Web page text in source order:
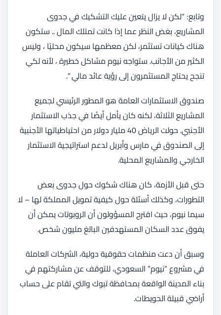
وتابع: “لكن لا يزال يتعين عليك التشكيك في جدوى
المشاريع، بغض النظر عما إذا كانت تمتلك المال .. ستكون
هناك كيانات تستثمر، لكن معظمها سيكون محليًا ، وليس
الكثير من الأجانب. ستواجه نيوم مشاكل خطيرة ، لأنه لكي
تنجح يحتاج المستثمرون إلى رؤية عائد مالي “.
صندوق الاستثمارات العامة هو المطور الرئيسي لجميع
المشاريع الثلاثة، لكنه كان يأمل أيضًا في جذب الاستثمار
الأجنبي. حولت الرياض 40 مليار دولار من احتياطياتها الأجنبية
إلى الصندوق في مارس وأبريل لدعم استراتيجية الاستثمار
الخارجي والمشاريع المحلية.
حتى قبل الأزمة، كان هناك شكوك حول جدوى بعض
التطورات، وكذلك أسئلة حول كيفية تمويل المملكة لها – لا
سيما نيوم، حيث اقترح المسؤولون أن الروبوتات يمكن أن
يفوق عدد السكان المستهدفين البالغ مليون شخص.
وسبق أن دعت منظمات حقوقية دولية، الشركات العاملة
في مشروع “نيوم” السعودي، للتوقف عن مشاركتهم في
بناء المدينة الواقعة بمحافظة تبوك والتي تقام على حساب
أراضي قبيلة الحويطات.